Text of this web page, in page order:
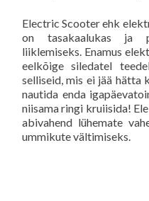
Electric Scooter ehk
on tasakaalukas ja
liiklemiseks. Enamus
eelkõige siledatel
selliseid, mis ei jää hätta
nautida enda
niisama ringi kruiisida!
abivahend lühemate
ummikute vältimiseks.